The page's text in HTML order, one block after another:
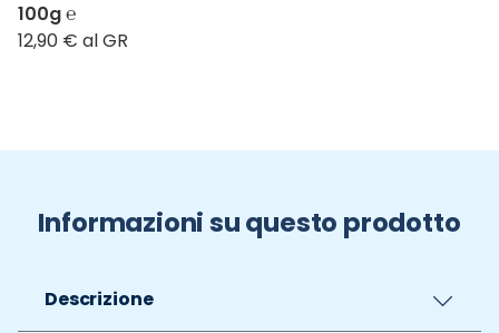
100g ℮
12,90 € al GR
Informazioni su questo prodotto
Descrizione